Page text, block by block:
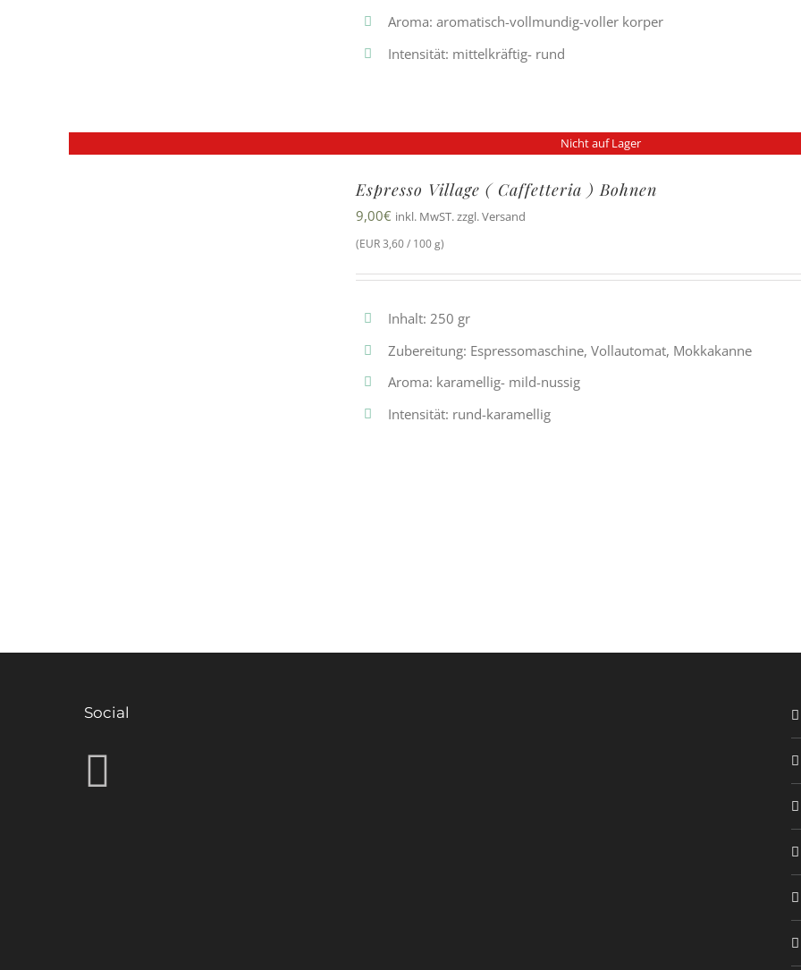
Aroma: aromatisch-vollmundig-voller korper
Intensität: mittelkräftig- rund
Nicht auf Lager
Espresso Village ( Caffetteria ) Bohnen
9,00€ inkl. MwST. zzgl. Versand
(EUR 3,60 / 100 g)
Inhalt: 250 gr
Zubereitung: Espressomaschine, Vollautomat, Mokkakanne
Aroma: karamellig- mild-nussig
Intensität: rund-karamellig
Social